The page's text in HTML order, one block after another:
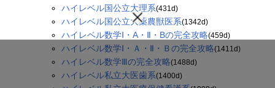
ハイレベル国公立大理系(431d)
ハイレベル国公立大薬農獣医系(1342d)
ハイレベル数学Ⅰ・A・Ⅱ・Bの完全攻略(459d)
ハイレベル数学Ⅰ・Ａ・Ⅱ・Ｂの完全攻略(1411d)
ハイレベル数学Ⅲの完全攻略(1488d)
ハイレベル私立大医歯系(1400d)